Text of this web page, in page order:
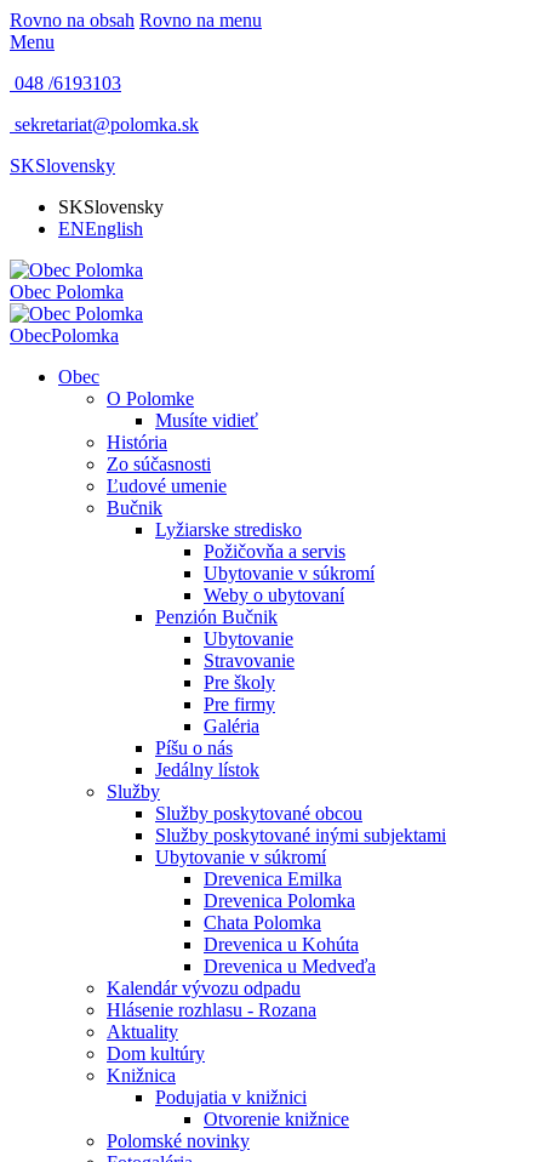
Rovno na obsah Rovno na menu
Menu
048 /6193103
sekretariat@polomka.sk
SKSlovensky
SKSlovensky
ENEnglish
Obec Polomka
ObecPolomka
Obec
O Polomke
Musíte vidieť
História
Zo súčasnosti
Ľudové umenie
Bučnik
Lyžiarske stredisko
Požičovňa a servis
Ubytovanie v súkromí
Weby o ubytovaní
Penzión Bučnik
Ubytovanie
Stravovanie
Pre školy
Pre firmy
Galéria
Píšu o nás
Jedálny lístok
Služby
Služby poskytované obcou
Služby poskytované inými subjektami
Ubytovanie v súkromí
Drevenica Emilka
Drevenica Polomka
Chata Polomka
Drevenica u Kohúta
Drevenica u Medveďa
Kalendár vývozu odpadu
Hlásenie rozhlasu - Rozana
Aktuality
Dom kultúry
Knižnica
Podujatia v knižnici
Otvorenie knižnice
Polomské novinky